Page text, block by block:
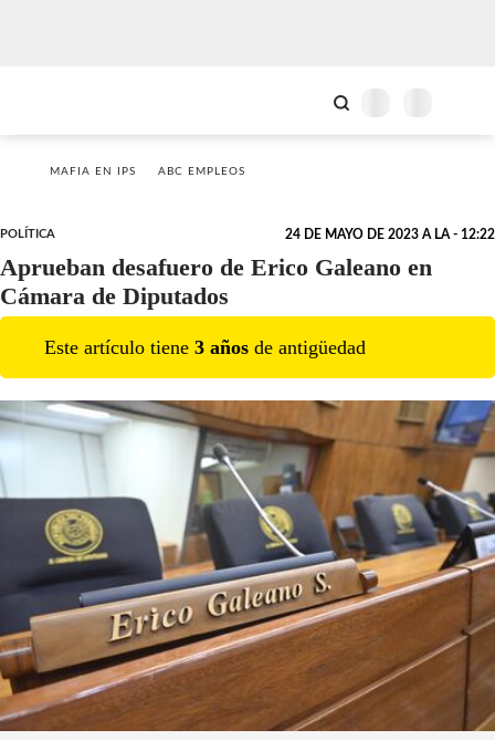
MAFIA EN IPS ABC EMPLEOS
POLÍTICA 24 DE MAYO DE 2023 A LA - 12:22
Aprueban desafuero de Erico Galeano en
Cámara de Diputados
Este artículo tiene 3 años de antigüedad